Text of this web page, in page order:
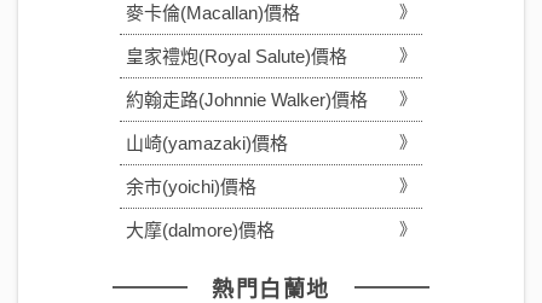
麥卡倫(Macallan)價格
皇家禮炮(Royal Salute)價格
約翰走路(Johnnie Walker)價格
山崎(yamazaki)價格
余市(yoichi)價格
大摩(dalmore)價格
熱門白蘭地